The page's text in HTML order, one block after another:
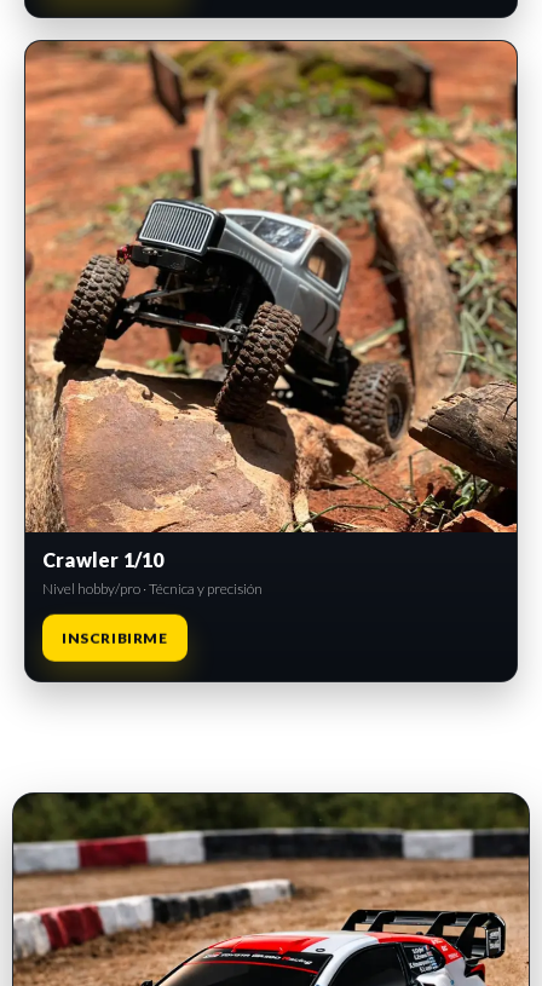
INSCRIPCIONES ABIERTAS
Crawler 1/10
Nivel hobby/pro · Técnica y precisión
INSCRIBIRME